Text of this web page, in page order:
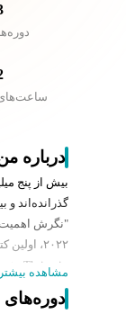
درباره
بیش از پنج
"نگرش اهمیت
to Thrive in
Uncertainty".
او بنیانگذار
مشاهده بیشتر